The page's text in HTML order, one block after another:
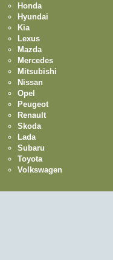
Honda
Hyundai
Kia
Lexus
Mazda
Mercedes
Mitsubishi
Nissan
Opel
Peugeot
Renault
Skoda
Lada
Subaru
Toyota
Volkswagen